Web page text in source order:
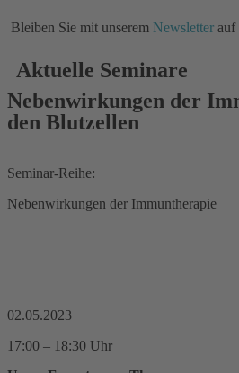
Bleiben Sie mit unserem Newsletter auf
Aktuelle Seminare
Nebenwirkungen der
den Blutzellen
Seminar-Reihe:
Nebenwirkungen der Immuntherapie
02.05.2023
17:00 – 18:30 Uhr